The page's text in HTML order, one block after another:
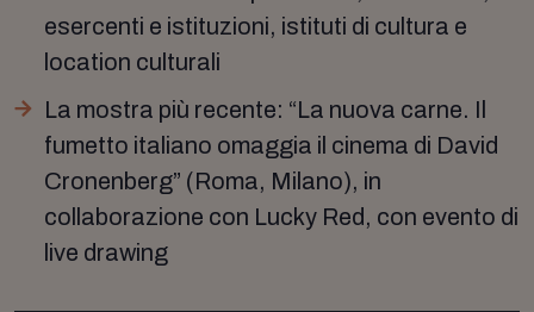
esercenti e istituzioni, istituti di cultura e
location culturali
La mostra più recente: “La nuova carne. Il
fumetto italiano omaggia il cinema di David
Cronenberg” (Roma, Milano), in
collaborazione con Lucky Red, con evento di
live drawing